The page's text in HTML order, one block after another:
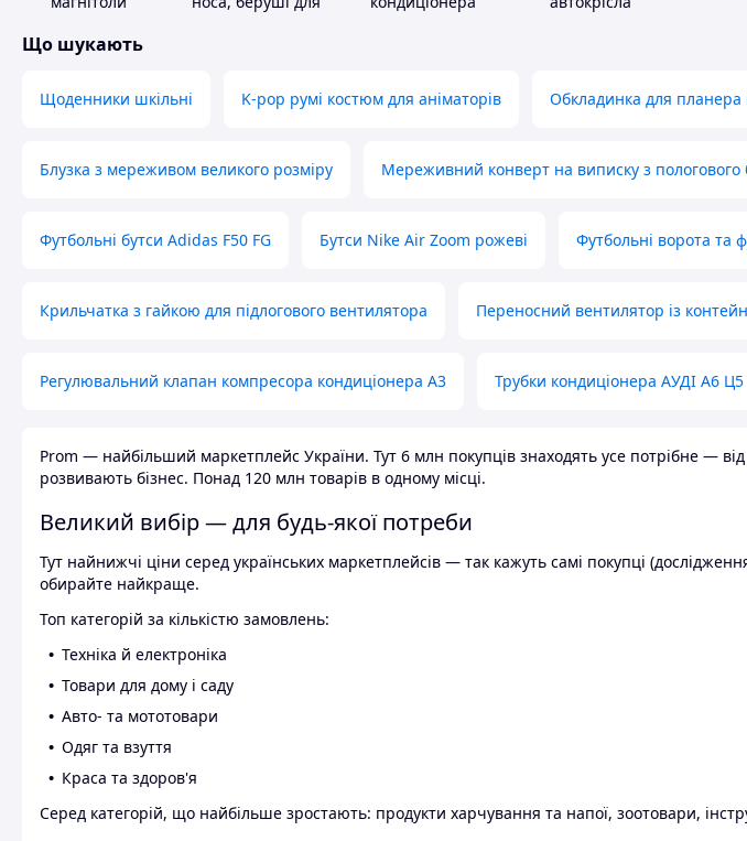
Що шукають
Щоденники шкільні K-pop румі костюм для аніматорів Обкладинка для планера
Блузка з мереживом великого розміру Мереживний конверт на виписку з пологового
Футбольні бутси Adidas F50 FG Бутси Nike Air Zoom рожеві Футбольні ворота та
Крильчатка з гайкою для підлогового вентилятора Переносний вентилятор із
Регулювальний клапан компресора кондиціонера А3 Трубки кондиціонера АУДІ А6 Ц5
Prom — найбільший маркетплейс України. Тут 6 млн покупців знаходять усе потрібне —
розвивають бізнес. Понад 120 млн товарів в одному місці.
Великий вибір — для будь-якої потреби
Тут найнижчі ціни серед українських маркетплейсів — так кажуть самі покупці
обирайте найкраще.
Топ категорій за кількістю замовлень:
Техніка й електроніка
Товари для дому і саду
Авто- та мототовари
Одяг та взуття
Краса та здоров'я
Серед категорій, що найбільше зростають: продукти харчування та напої, зоотовари,